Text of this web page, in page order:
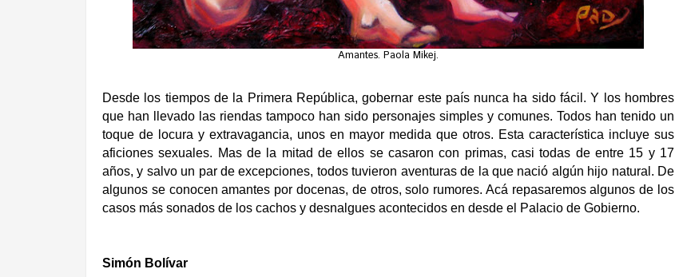
Amantes. Paola Mikej.
Desde los tiempos de la Primera República, gobernar este país nunca ha sido fácil. Y los hombres
que han llevado las riendas tampoco han sido personajes simples y comunes. Todos han tenido un
toque de locura y extravagancia, unos en mayor medida que otros. Esta característica incluye sus
aficiones sexuales. Mas de la mitad de ellos se casaron con primas, casi todas de entre 15 y 17
años, y salvo un par de excepciones, todos tuvieron aventuras de la que nació algún hijo natural. De
algunos se conocen amantes por docenas, de otros, solo rumores. Acá repasaremos algunos de los
casos más sonados de los cachos y desnalgues acontecidos en desde el Palacio de Gobierno.
Simón Bolívar